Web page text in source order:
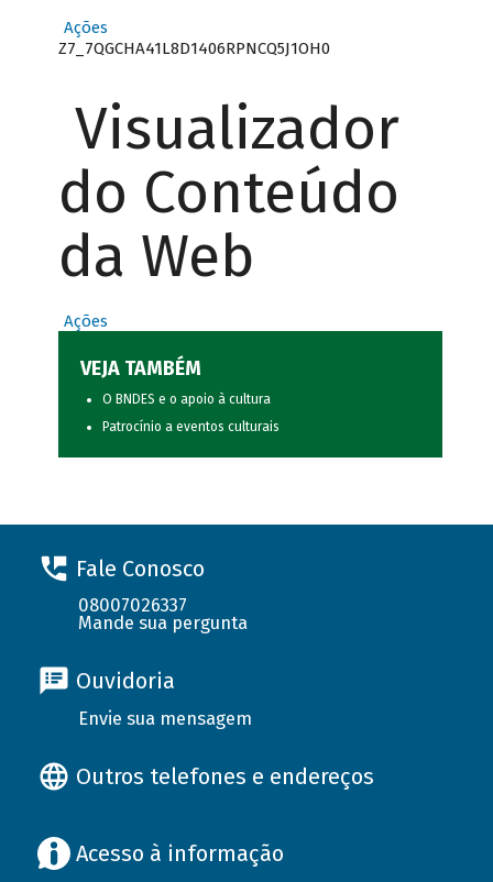
Ações
Z7_7QGCHA41L8D1406RPNCQ5J1OH0
Visualizador
do Conteúdo
da Web
Ações
VEJA TAMBÉM
O BNDES e o apoio à cultura
Patrocínio a eventos culturais
Fale Conosco
08007026337
Mande sua pergunta
Ouvidoria
Envie sua mensagem
Outros telefones e endereços
Acesso à informação